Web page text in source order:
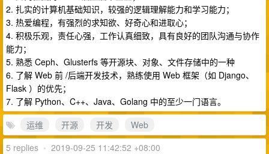
2. 扎实的计算机基础知识，较强的逻辑理解能力和学习能力；
3. 热爱编程，有强烈的求知欲、好奇心和进取心；
4. 积极乐观，责任心强，工作认真细致，具有良好的团队沟通与协作
能力；
5. 熟悉 Ceph、Glusterfs 等开源块、对象、文件存储中的一种
6. 了解 Web 前 /后端开发技术，熟练使用 Web 框架（如 Django、
Flask ）的优先；
7. 了解 Python、C++、Java、Golang 中的至少一门语言。
运维
开源 开发
Web
5 replies • 2019-09-25 11:42:52 +08:00